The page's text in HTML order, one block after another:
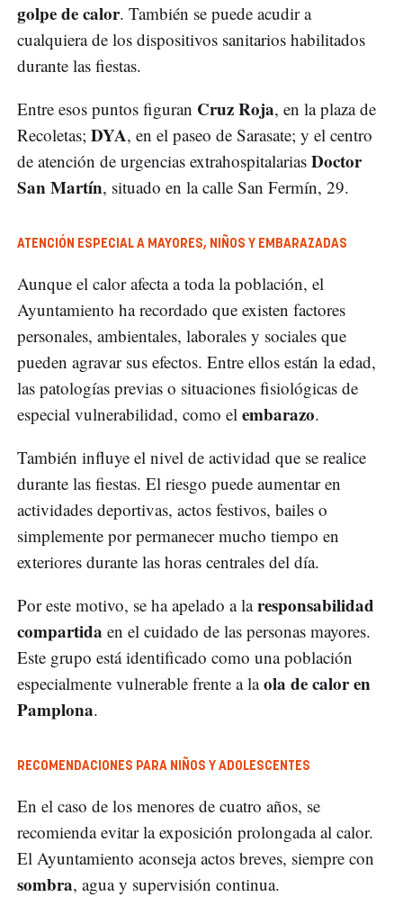
golpe de calor. También se puede acudir a
cualquiera de los dispositivos sanitarios habilitados
durante las fiestas.
Entre esos puntos figuran Cruz Roja, en la plaza de
Recoletas; DYA, en el paseo de Sarasate; y el centro
de atención de urgencias extrahospitalarias Doctor
San Martín, situado en la calle San Fermín, 29.
ATENCIÓN ESPECIAL A MAYORES, NIÑOS Y EMBARAZADAS
Aunque el calor afecta a toda la población, el
Ayuntamiento ha recordado que existen factores
personales, ambientales, laborales y sociales que
pueden agravar sus efectos. Entre ellos están la edad,
las patologías previas o situaciones fisiológicas de
especial vulnerabilidad, como el embarazo.
También influye el nivel de actividad que se realice
durante las fiestas. El riesgo puede aumentar en
actividades deportivas, actos festivos, bailes o
simplemente por permanecer mucho tiempo en
exteriores durante las horas centrales del día.
Por este motivo, se ha apelado a laresponsabilidad
compartida en el cuidado de las personas mayores.
Este grupo está identificado como una población
especialmente vulnerable frente a laola de calor en
Pamplona.
RECOMENDACIONES PARA NIÑOS Y ADOLESCENTES
En el caso de los menores de cuatro años, se
recomienda evitar la exposición prolongada al calor.
El Ayuntamiento aconseja actos breves, siempre con
sombra, agua y supervisión continua.